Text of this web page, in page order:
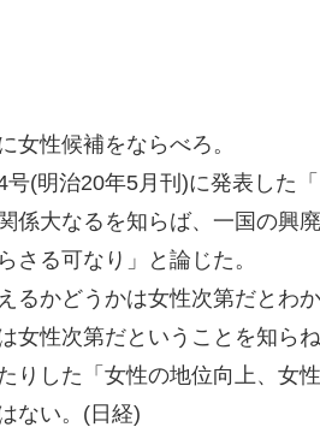
女性候補をならべろ。
(明治20年5月刊)に発表した
係大なるを知らば、一国の興
さる可なり」と論じた。
るかどうかは女性次第だとわか
女性次第だということを知ら
りした「女性の地位向上、女
ない。(日経)